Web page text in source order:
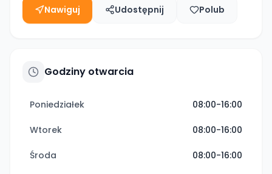
Nawiguj Udostępnij Polub
Godziny otwarcia
Poniedziałek 08:00-16:00
Wtorek 08:00-16:00
Środa 08:00-16:00